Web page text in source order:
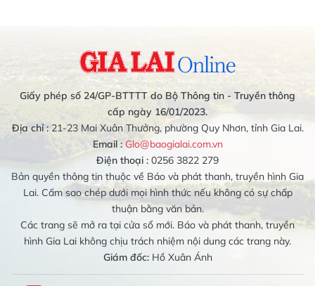
Giấy phép số 24/GP-BTTTT do Bộ Thông tin - Truyền thông
cấp ngày 16/01/2023.
Địa chỉ :21-23 Mai Xuân Thưởng, phường Quy Nhơn, tỉnh Gia Lai.
Email : Glo@baogialai.com.vn
Điện thoại : 0256 3822 279
Bản quyền thông tin thuộc về Báo và phát thanh, truyền hình Gia
Lai. Cấm sao chép dưới mọi hình thức nếu không có sự chấp
thuận bằng văn bản.
Các trang sẽ mở ra tại cửa sổ mới. Báo và phát thanh, truyền
hình Gia Lai không chịu trách nhiệm nội dung các trang này.
Giám đốc:Hồ Xuân Ánh